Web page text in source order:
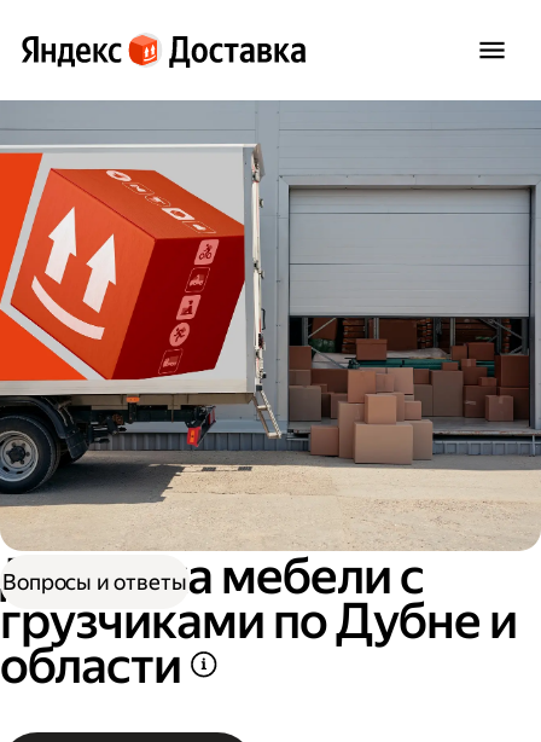
Доставка мебели с
грузчиками по Дубне и
области
Вопросы и ответы